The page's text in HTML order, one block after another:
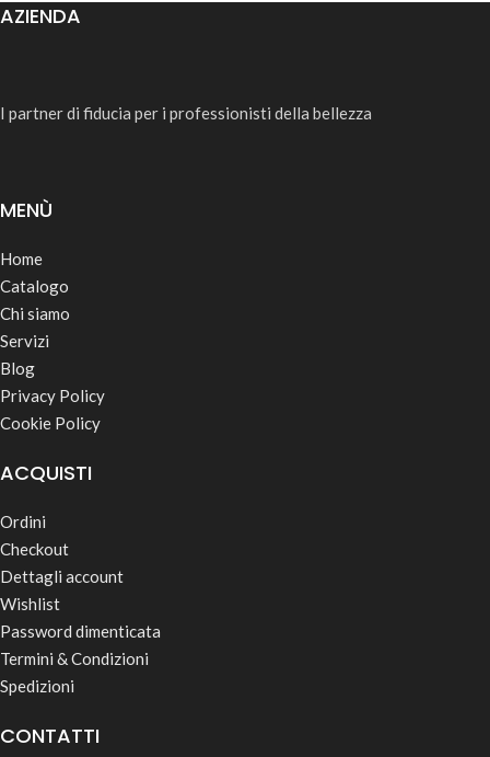
AZIENDA
I partner di fiducia per i professionisti della bellezza
MENÙ
Home
Catalogo
Chi siamo
Servizi
Blog
Privacy Policy
Cookie Policy
ACQUISTI
Ordini
Checkout
Dettagli account
Wishlist
Password dimenticata
Termini & Condizioni
Spedizioni
CONTATTI